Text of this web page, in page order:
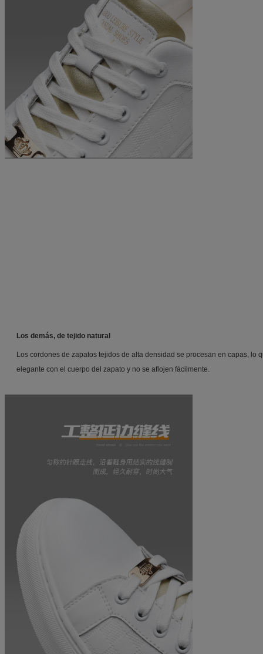
Los demás, de tejido natural
Los cordones de zapatos tejidos de alta densidad se procesan en capas, lo
elegante con el cuerpo del zapato y no se aflojen fácilmente.